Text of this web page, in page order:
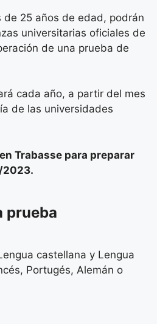
de 25 años de edad, podrán
universitarias oficiales de
de una prueba de
cada año, a partir del mes
de las universidades
Trabasse para preparar
2023.
prueba
castellana y Lengua
Portugés, Alemán o